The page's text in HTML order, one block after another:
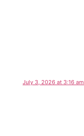
July 3, 2026 at 3:16 am